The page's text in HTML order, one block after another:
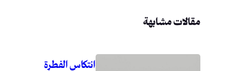
مقالات مشابهة
انتكاس الفطرة